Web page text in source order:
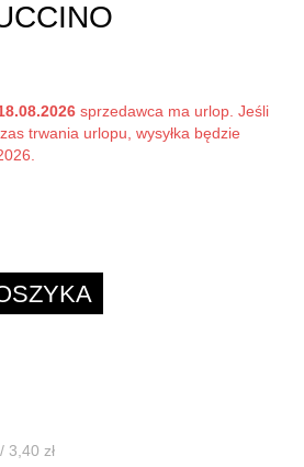
sprzedawca ma urlop. Jeśli
trwania urlopu, wysyłka będzie
3,40 zł